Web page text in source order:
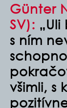
Günter
SV):
s ním
všimli, s